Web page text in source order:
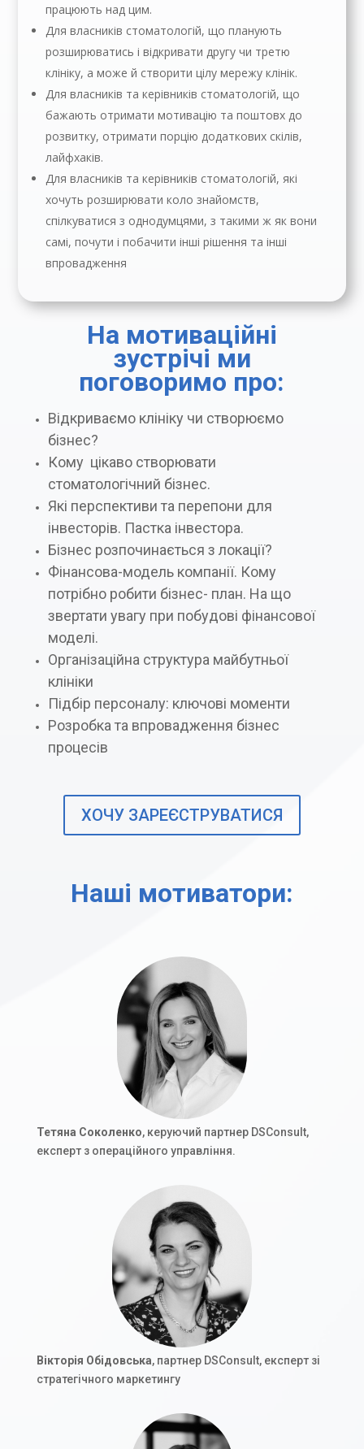
працюють над цим.
Для власників стоматологій, що планують
розширюватись і відкривати другу чи третю
клініку, а може й створити цілу мережу клінік.
Для власників та керівників стоматологій, що
бажають отримати мотивацію та поштовх до
розвитку, отримати порцію додаткових скілів,
лайфхаків.
Для власників та керівників стоматологій, які
хочуть розширювати коло знайомств,
спілкуватися з однодумцями, з такими ж як вони
самі, почути і побачити інші рішення та інші
впровадження
На мотиваційні
зустрічі ми
поговоримо про:
Відкриваємо клініку чи створюємо
бізнес?
Кому цікаво створювати
стоматологічний бізнес.
Які перспективи та перепони для
інвесторів. Пастка інвестора.
Бізнес розпочинається з локації?
Фінансова-модель компанії. Кому
потрібно робити бізнес- план. На що
звертати увагу при побудові фінансової
моделі.
Організаційна структура майбутньої
клініки
Підбір персоналу: ключові моменти
Розробка та впровадження бізнес
процесів
ХОЧУ ЗАРЕЄСТРУВАТИСЯ
Наші мотиватори:
Тетяна Соколенко, керуючий партнер DSConsult,
експерт з операційного управління.
Вікторія Обідовська, партнер DSConsult, експерт зі
стратегічного маркетингу